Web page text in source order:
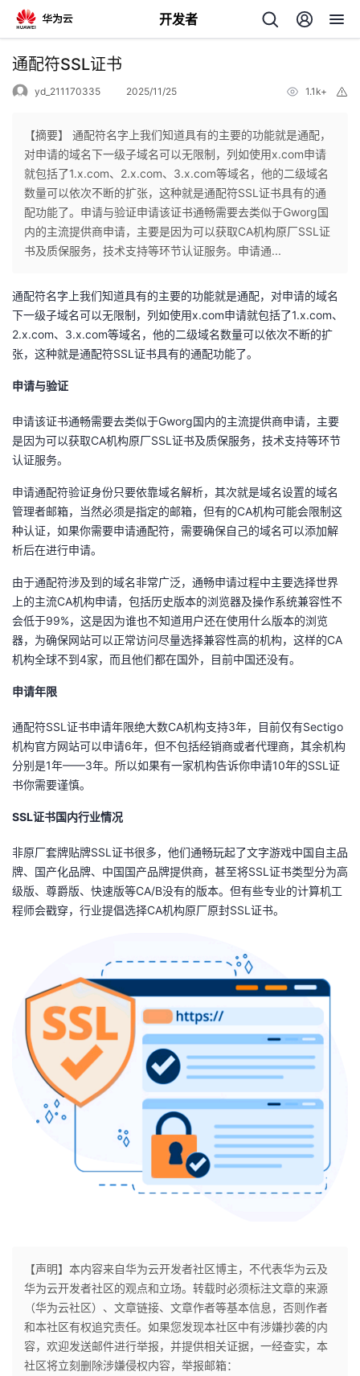
开发者
返
个
人
页
我
开
发
者
我
的
博
客
我
的
论
坛
我
的
圈
子
我
的
直
播
我
的
活
动
我
的
关
注
我
的
开
发
者
学
堂
课
程
的
认
我
的
我
我
的
Programs
我
的
支
持
我
支
声
议
通配符SSL证书
yd_211170335 2025/11/25 1.1k+
【摘要】 通配符名字上我们知道具有的主要的功能就是通配，
对申请的域名下一级子域名可以无限制，列如使用x.com申请
就包括了1.x.com、2.x.com、3.x.com等域名，他的二级域名
数量可以依次不断的扩张，这种就是通配符SSL证书具有的通
配功能了。申请与验证申请该证书通畅需要去类似于Gworg国
内的主流提供商申请，主要是因为可以获取CA机构原厂SSL证
书及质保服务，技术支持等环节认证服务。申请通...
通配符名字上我们知道具有的主要的功能就是通配，对申请的域名
下一级子域名可以无限制，列如使用x.com申请就包括了1.x.com、
2.x.com、3.x.com等域名，他的二级域名数量可以依次不断的扩
张，这种就是通配符SSL证书具有的通配功能了。
申请与验证
申请该证书通畅需要去类似于Gworg国内的主流提供商申请，主要
是因为可以获取CA机构原厂SSL证书及质保服务，技术支持等环节
认证服务。
申请通配符验证身份只要依靠域名解析，其次就是域名设置的域名
管理者邮箱，当然必须是指定的邮箱，但有的CA机构可能会限制这
种认证，如果你需要申请通配符，需要确保自己的域名可以添加解
析后在进行申请。
由于通配符涉及到的域名非常广泛，通畅申请过程中主要选择世界
上的主流CA机构申请，包括历史版本的浏览器及操作系统兼容性不
会低于99%，这是因为谁也不知道用户还在使用什么版本的浏览
器，为确保网站可以正常访问尽量选择兼容性高的机构，这样的CA
机构全球不到4家，而且他们都在国外，目前中国还没有。
申请年限
通配符SSL证书申请年限绝大数CA机构支持3年，目前仅有Sectigo
机构官方网站可以申请6年，但不包括经销商或者代理商，其余机构
分别是1年——3年。所以如果有一家机构告诉你申请10年的SSL证
书你需要谨慎。
SSL证书国内行业情况
非原厂套牌贴牌SSL证书很多，他们通畅玩起了文字游戏中国自主品
牌、国产化品牌、中国国产品牌提供商，甚至将SSL证书类型分为高
级版、尊爵版、快速版等CA/B没有的版本。但有些专业的计算机工
程师会戳穿，行业提倡选择CA机构原厂原封SSL证书。
【声明】本内容来自华为云开发者社区博主，不代表华为云及
华为云开发者社区的观点和立场。转载时必须标注文章的来源
（华为云社区）、文章链接、文章作者等基本信息，否则作者
和本社区有权追究责任。如果您发现本社区中有涉嫌抄袭的内
容，欢迎发送邮件进行举报，并提供相关证据，一经查实，本
社区将立刻删除涉嫌侵权内容，举报邮箱：